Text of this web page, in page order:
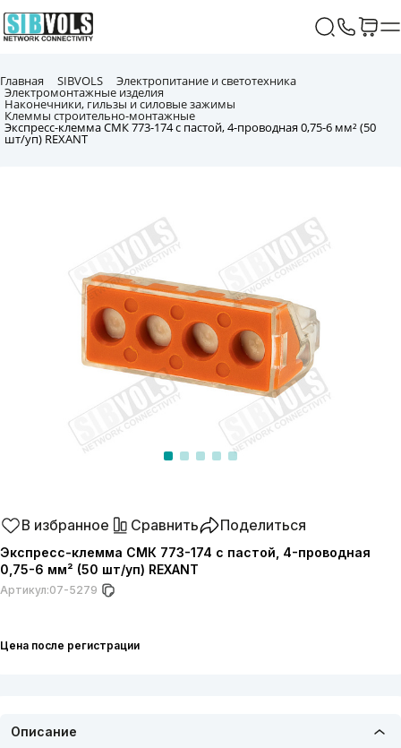
Главная SIBVOLS Электропитание и светотехника
Электромонтажные изделия
Наконечники, гильзы и силовые зажимы
Клеммы строительно-монтажные
Экспресс-клемма СМК 773-174 с пастой, 4-проводная 0,75-6 мм² (50
шт/уп) REXANT
В избранное Сравнить Поделиться
Экспресс-клемма СМК 773-174 с пастой, 4-проводная
0,75-6 мм² (50 шт/уп) REXANT
Артикул:07-5279
Цена после регистрации
Описание